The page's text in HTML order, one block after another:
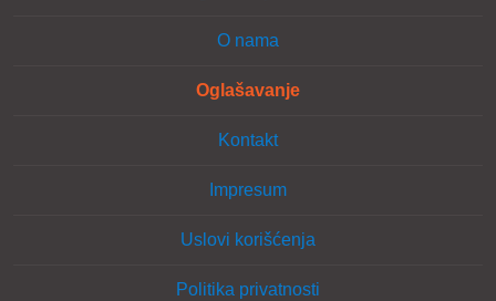
O nama
Oglašavanje
Kontakt
Impresum
Uslovi korišćenja
Politika privatnosti